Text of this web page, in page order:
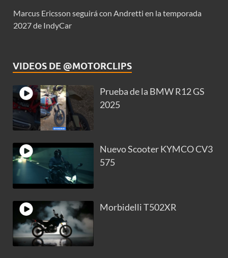
Marcus Ericsson seguirá con Andretti en la temporada
2027 de IndyCar
VIDEOS DE @MOTORCLIPS
Prueba de la BMW R12 GS
2025
Nuevo Scooter KYMCO CV3
575
Morbidelli T502XR